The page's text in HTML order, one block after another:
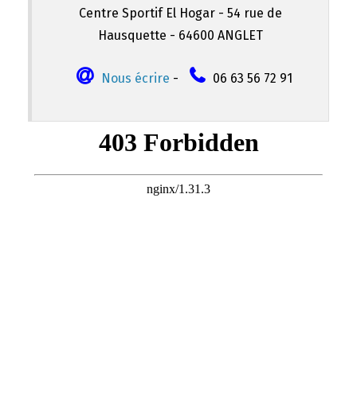
Centre Sportif El Hogar - 54 rue de
Hausquette - 64600 ANGLET
Nous écrire - 06 63 56 72 91